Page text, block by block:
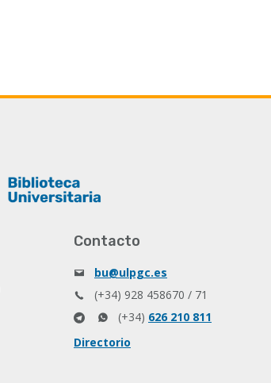
Contacto
bu@ulpgc.es
(+34) 928 458670 / 71
(+34) 626 210 811
Directorio